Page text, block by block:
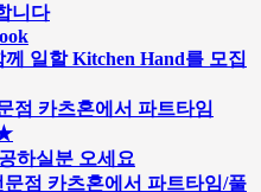
니다
께 일할 Kitchen Hand를 모집
카츠혼에서 파트타임
하실분 오세요
점 카츠혼에서 파트타임/풀